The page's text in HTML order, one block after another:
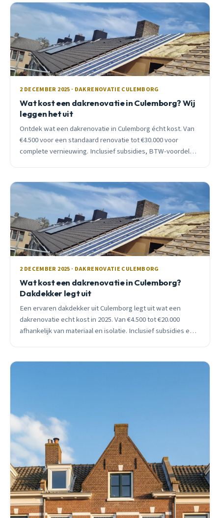
2 DECEMBER 2025 · DAKRENOVATIE CULEMBORG
Wat kost een dakrenovatie in Culemborg? Wij
leggen het uit
Ontdek wat een dakrenovatie in Culemborg écht kost. Van
€4.500 voor een standaard renovatie tot €30.000 voor
complete vernieuwing. Inclusief subsidies, BTW-voordelen
2 DECEMBER 2025 · DAKRENOVATIE CULEMBORG
Wat kost een dakrenovatie in Culemborg?
Dakdekker legt uit
Een ervaren dakdekker uit Culemborg legt uit wat een
dakrenovatie echt kost in 2025. Van €4.500 tot €20.000
afhankelijk van materiaal en isolatie. Inclusief subsidies en